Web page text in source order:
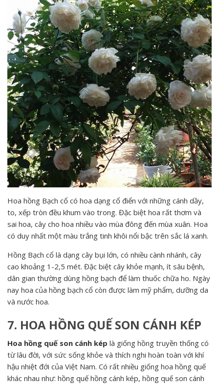
Hoa hồng Bạch cổ có hoa dạng cổ điển với những cánh dầy,
to, xếp tròn đều khum vào trong. Đặc biệt hoa rất thơm và
sai hoa, cây cho hoa nhiều vào mùa đông đến mùa xuân. Hoa
có duy nhất một màu trắng tinh khôi nổi bậc trên sắc lá xanh.
Hồng Bạch cổ là dạng cây bụi lớn, có nhiều cành nhánh, cây
cao khoảng 1-2,5 mét. Đặc biệt cây khỏe mạnh, ít sâu bệnh,
dân gian thường dùng hồng bạch để làm thuốc chữa ho. Ngày
nay hoa của hồng bạch cổ còn được làm mỹ phẩm, dưỡng da
và nước hoa.
7. HOA HỒNG QUẾ SON CÁNH KÉP
Hoa hồng quế son cánh kép là giống hồng truyền thống có
từ lâu đời, với sức sống khỏe và thích nghi hoàn toàn với khí
hậu nhiệt đới của Việt Nam. Có rất nhiều giống hoa hồng quế
khác nhau như: hồng quế hồng cánh kép, hồng quế son cánh